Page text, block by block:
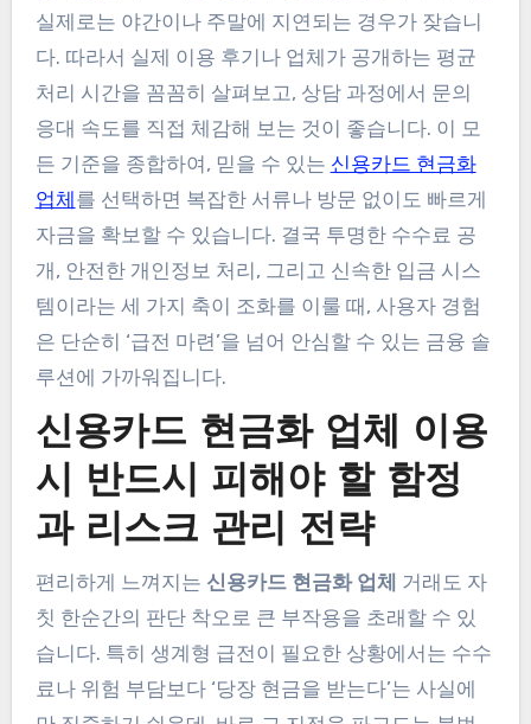
실제로는 야간이나 주말에 지연되는 경우가 잦습니
다. 따라서 실제 이용 후기나 업체가 공개하는 평균
처리 시간을 꼼꼼히 살펴보고, 상담 과정에서 문의
응대 속도를 직접 체감해 보는 것이 좋습니다. 이 모
든 기준을 종합하여, 믿을 수 있는 신용카드 현금화
업체 를 선택하면 복잡한 서류나 방문 없이도 빠르게
자금을 확보할 수 있습니다. 결국 투명한 수수료 공
개, 안전한 개인정보 처리, 그리고 신속한 입금 시스
템이라는 세 가지 축이 조화를 이룰 때, 사용자 경험
은 단순히 ‘급전 마련’을 넘어 안심할 수 있는 금융 솔
루션에 가까워집니다.
신용카드 현금화 업체 이용
시 반드시 피해야 할 함정
과 리스크 관리 전략
편리하게 느껴지는 신용카드 현금화 업체 거래도 자
칫 한순간의 판단 착오로 큰 부작용을 초래할 수 있
습니다. 특히 생계형 급전이 필요한 상황에서는 수수
료나 위험 부담보다 ‘당장 현금을 받는다’는 사실에